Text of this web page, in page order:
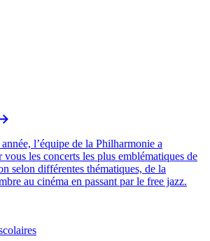
l’équipe de la Philharmonie a
vous les concerts les plus emblématiques de
selon différentes thématiques, de la
au cinéma en passant par le free jazz.